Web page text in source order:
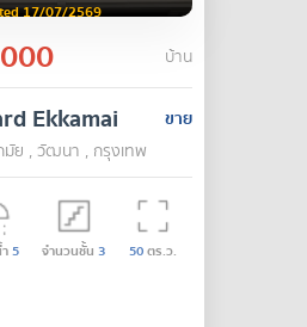
17/07/2569
บ้าน
ขาย
Ekkamai
มัย , วัฒนา , กรุงเทพ
5 จำนวนชั้น 3 50ตร.ว.